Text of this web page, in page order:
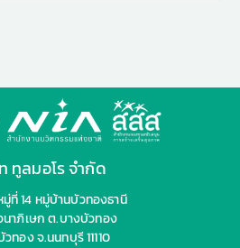
ทูลมอโร จำกัด
ที่ 14 หมู่บ้านบัวทองธานี
าภิเษก ต.บางบัวทอง
ทอง จ.นนทบุรี 11110